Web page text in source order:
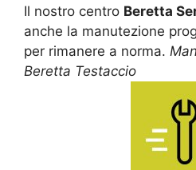
Il nostro centro Beretta
anche la manutezione
per rimanere a norma.
Beretta Testaccio